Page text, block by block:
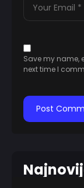
Save my name,
next time I